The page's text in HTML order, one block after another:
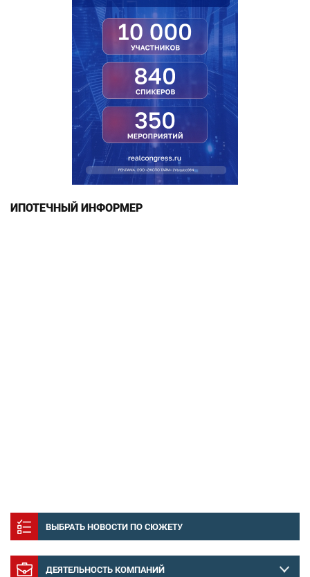
ИПОТЕЧНЫЙ ИНФОРМЕР
ВЫБРАТЬ НОВОСТИ ПО СЮЖЕТУ
ДЕЯТЕЛЬНОСТЬ КОМПАНИЙ